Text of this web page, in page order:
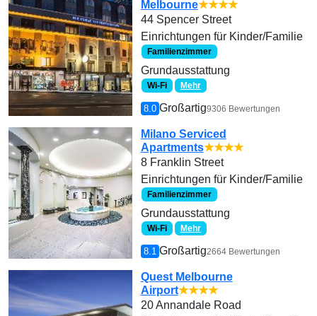
Melbourne★★★★
44 Spencer Street
Einrichtungen für Kinder/Familie
Familienzimmer
Grundausstattung
Wi-Fi Mehr
8.0 Großartig9306 Bewertungen
Milano Serviced
Apartments★★★★
8 Franklin Street
Einrichtungen für Kinder/Familie
Familienzimmer
Grundausstattung
Wi-Fi Mehr
8.1 Großartig2664 Bewertungen
Quest Melbourne
Airport★★★★
20 Annandale Road